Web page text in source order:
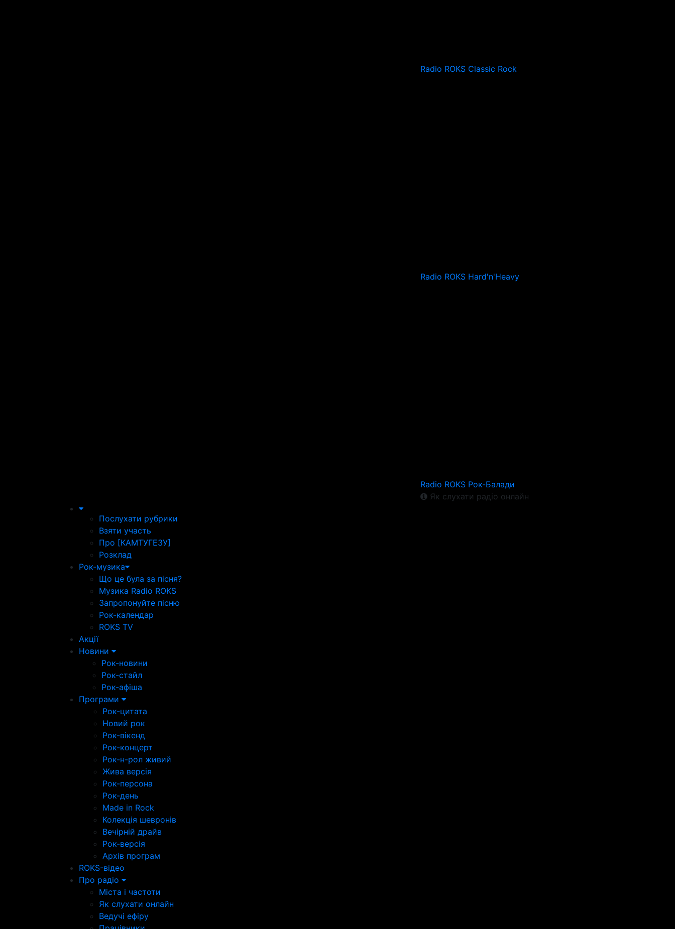
Radio ROKS Classic Rock
Radio ROKS Hard'n'Heavy
Radio ROKS Рок-Балади
Як слухати радіо онлайн
Послухати рубрики
Взяти участь
Про [КАМТУГЕЗУ]
Розклад
Рок-музика
Що це була за пісня?
Музика Radio ROKS
Запропонуйте пісню
Рок-календар
ROKS TV
Акції
Новини
Рок-новини
Рок-стайл
Рок-афіша
Програми
Рок-цитата
Новий рок
Рок-вікенд
Рок-концерт
Рок-н-рол живий
Жива версія
Рок-персона
Рок-день
Made in Rock
Колекція шевронів
Вечірній драйв
Рок-версія
Архів програм
ROKS-відео
Про радіо
Міста і частоти
Як слухати онлайн
Ведучі ефіру